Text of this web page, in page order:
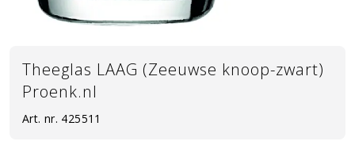
Theeglas LAAG (Zeeuwse knoop-zwart)
Proenk.nl
Art. nr. 425511